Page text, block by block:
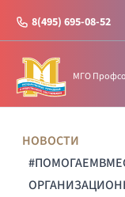
8(495) 695-08-52
МГО
НОВОСТИ